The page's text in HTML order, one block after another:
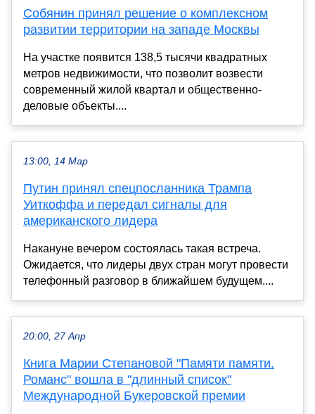
Собянин принял решение о комплексном
развитии территории на западе Москвы
На участке появится 138,5 тысячи квадратных
метров недвижимости, что позволит возвести
современный жилой квартал и общественно-
деловые объекты....
13:00, 14 Мар
Путин принял спецпосланника Трампа
Уиткоффа и передал сигналы для
американского лидера
Накануне вечером состоялась такая встреча.
Ожидается, что лидеры двух стран могут провести
телефонный разговор в ближайшем будущем....
20:00, 27 Апр
Книга Марии Степановой "Памяти памяти.
Романс" вошла в "длинный список"
Международной Букеровской премии